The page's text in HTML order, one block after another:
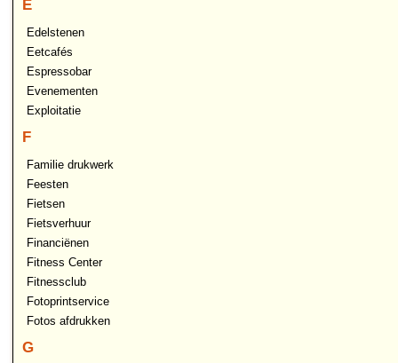
E
Edelstenen
Eetcafés
Espressobar
Evenementen
Exploitatie
F
Familie drukwerk
Feesten
Fietsen
Fietsverhuur
Financiënen
Fitness Center
Fitnessclub
Fotoprintservice
Fotos afdrukken
G